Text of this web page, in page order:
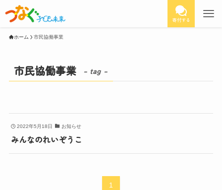
寄付する
ホーム 市民協働事業
市民協働事業 – tag –
2022年5月18日 お知らせ
みんなのれいぞうこ
1